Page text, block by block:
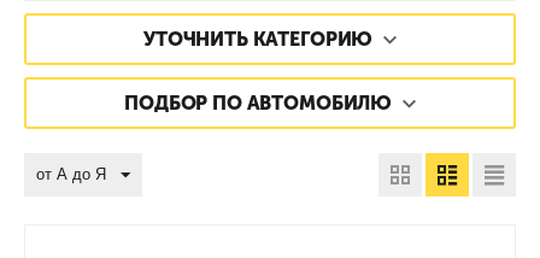
УТОЧНИТЬ КАТЕГОРИЮ
ПОДБОР ПО АВТОМОБИЛЮ
от А до Я